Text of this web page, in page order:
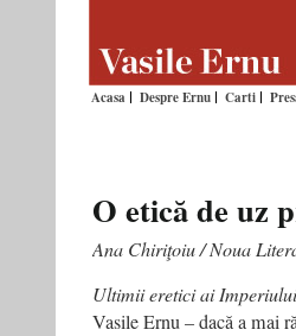
Acasa Despre Ernu Carti
O etică de uz
Ana Chiriţoiu / Noua
Ultimii eretici ai
Vasile Ernu – dacă a mai